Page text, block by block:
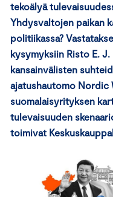
tekoälyä
Yhdysvaltojen paikan
politiikassa?
kysymyksiin Risto E.
kansainvälisten
ajatushautomo Nordic
suomalaisyrityksen
tulevaisuuden
toimivat